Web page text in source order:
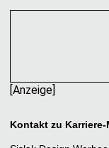
Kontakt zu Karriere-
[Anzeige]